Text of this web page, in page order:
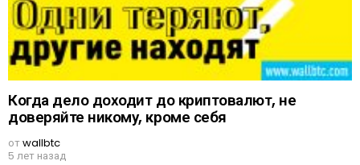
Когда дело доходит до криптовалют, не
доверяйте никому, кроме себя
отwallbtc
5 лет назад